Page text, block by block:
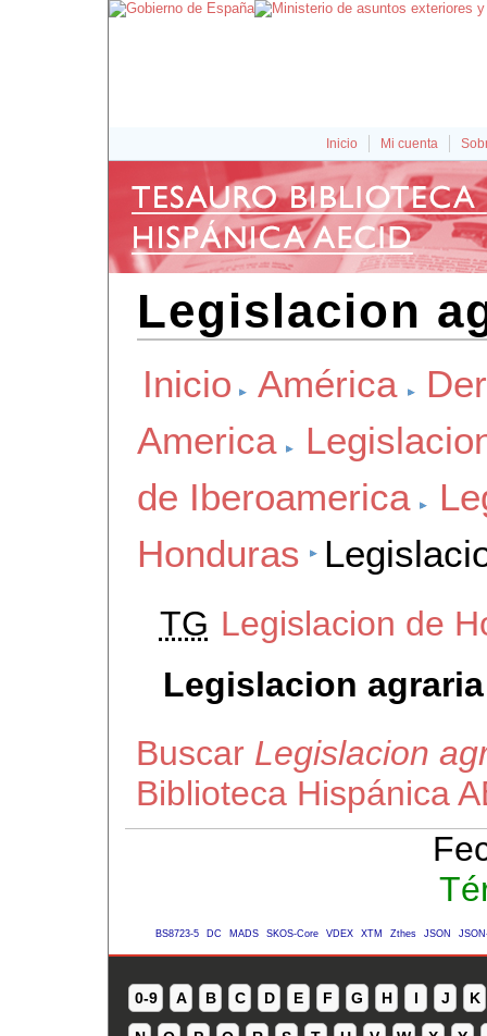
Inicio Mi cuenta
Legislacion
Inicio América
America
de Iberoamerica
Honduras
TG Legislacion de
Legislacion
Buscar Legislacion
Biblioteca Hispánica
BS8723-5 DC MADS SKOS-Core VDEX XTM Zthes JSON
0-9 A B C D E F G H I J K